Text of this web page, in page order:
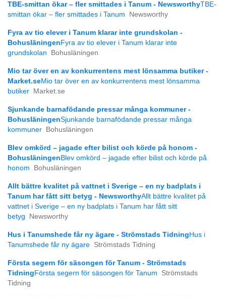
TBE-smittan ökar – fler smittades i Tanum - NewsworthyTBE-
smittan ökar – fler smittades i Tanum
Newsworthy
Fyra av tio elever i Tanum klarar inte grundskolan -
Bohusläningen Fyra av tio elever i Tanum klarar inte
grundskolan
Bohusläningen
Mio tar över en av konkurrentens mest lönsamma butiker -
Market.seMio tar över en av konkurrentens mest lönsamma
butiker
Market.se
Sjunkande barnafödande pressar många kommuner -
BohusläningenSjunkande barnafödande pressar många
kommuner
Bohusläningen
Blev omkörd – jagade efter bilist och körde på honom -
Bohusläningen Blev omkörd – jagade efter bilist och körde på
honom
Bohusläningen
Allt bättre kvalitet på vattnet i Sverige – en ny badplats i
Tanum har fått sitt betyg - NewsworthyAllt bättre kvalitet på
vattnet i Sverige – en ny badplats i Tanum har fått sitt
betyg
Newsworthy
Hus i Tanumshede får ny ägare - Strömstads Tidning Hus i
Tanumshede får ny ägare Strömstads Tidning
Första segern för säsongen för Tanum - Strömstads
Tidning Första segern för säsongen för Tanum
Strömstads
Tidning